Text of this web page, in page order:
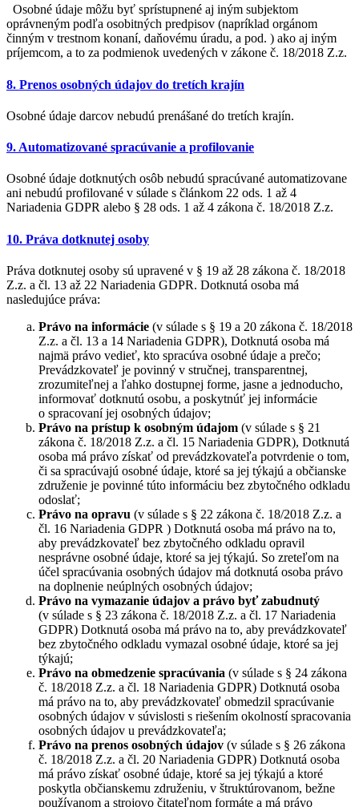
Osobné údaje môžu byť sprístupnené aj iným subjektom
oprávneným podľa osobitných predpisov (napríklad orgánom
činným v trestnom konaní, daňovému úradu, a pod. ) ako aj iným
príjemcom, a to za podmienok uvedených v zákone č. 18/2018 Z.z.
8. Prenos osobných údajov do tretích krajín
Osobné údaje darcov nebudú prenášané do tretích krajín.
9. Automatizované spracúvanie a profilovanie
Osobné údaje dotknutých osôb nebudú spracúvané automatizovane
ani nebudú profilované v súlade s článkom 22 ods. 1 až 4
Nariadenia GDPR alebo § 28 ods. 1 až 4 zákona č. 18/2018 Z.z.
10. Práva dotknutej osoby
Práva dotknutej osoby sú upravené v § 19 až 28 zákona č. 18/2018
Z.z. a čl. 13 až 22 Nariadenia GDPR. Dotknutá osoba má
nasledujúce práva:
Právo na informácie (v súlade s § 19 a 20 zákona č. 18/2018
Z.z. a čl. 13 a 14 Nariadenia GDPR), Dotknutá osoba má
najmä právo vedieť, kto spracúva osobné údaje a prečo;
Prevádzkovateľ je povinný v stručnej, transparentnej,
zrozumiteľnej a ľahko dostupnej forme, jasne a jednoducho,
informovať dotknutú osobu, a poskytnúť jej informácie
o spracovaní jej osobných údajov;
Právo na prístup k osobným údajom (v súlade s § 21
zákona č. 18/2018 Z.z. a čl. 15 Nariadenia GDPR), Dotknutá
osoba má právo získať od prevádzkovateľa potvrdenie o tom,
či sa spracúvajú osobné údaje, ktoré sa jej týkajú a občianske
združenie je povinné túto informáciu bez zbytočného odkladu
odoslať;
Právo na opravu (v súlade s § 22 zákona č. 18/2018 Z.z. a
čl. 16 Nariadenia GDPR ) Dotknutá osoba má právo na to,
aby prevádzkovateľ bez zbytočného odkladu opravil
nesprávne osobné údaje, ktoré sa jej týkajú. So zreteľom na
účel spracúvania osobných údajov má dotknutá osoba právo
na doplnenie neúplných osobných údajov;
Právo na vymazanie údajov a právo byť zabudnutý
(v súlade s § 23 zákona č. 18/2018 Z.z. a čl. 17 Nariadenia
GDPR) Dotknutá osoba má právo na to, aby prevádzkovateľ
bez zbytočného odkladu vymazal osobné údaje, ktoré sa jej
týkajú;
Právo na obmedzenie spracúvania (v súlade s § 24 zákona
č. 18/2018 Z.z. a čl. 18 Nariadenia GDPR) Dotknutá osoba
má právo na to, aby prevádzkovateľ obmedzil spracúvanie
osobných údajov v súvislosti s riešením okolností spracovania
osobných údajov u prevádzkovateľa;
Právo na prenos osobných údajov (v súlade s § 26 zákona
č. 18/2018 Z.z. a čl. 20 Nariadenia GDPR) Dotknutá osoba
má právo získať osobné údaje, ktoré sa jej týkajú a ktoré
poskytla občianskemu združeniu, v štruktúrovanom, bežne
používanom a strojovo čitateľnom formáte a má právo